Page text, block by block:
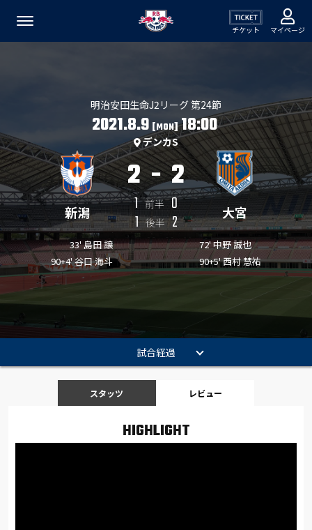
チケット マイページ
明治安田生命J2リーグ 第24節
2021.8.9 [MON]18:00
デンカS
新潟
33' 島田 譲
90+4' 谷口 海斗
2 - 2
1 前半 0
1 後半 2 大宮
72' 中野 誠也
90+5' 西村 慧祐
試合経過
スタッツ レビュー
HIGHLIGHT